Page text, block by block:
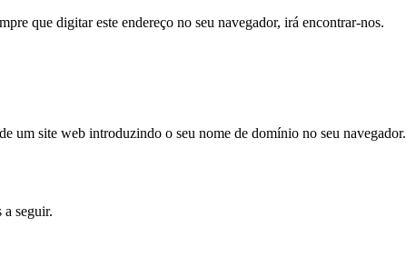
que digitar este endereço no seu navegador, irá encontrar-nos.
um site web introduzindo o seu nome de domínio no seu navegador.
seguir.